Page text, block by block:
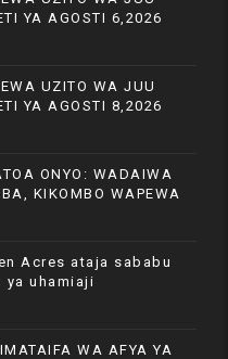
YA AGOSTI 6,2026
UZITO WA JUU
YA AGOSTI 8,2026
ONYO: WADAIWA
KIKOMBO WAPEWA
Acres ataja sababu
ya uhamiaji
WA AFYA YA